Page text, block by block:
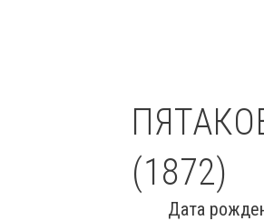
(1872)
Дата